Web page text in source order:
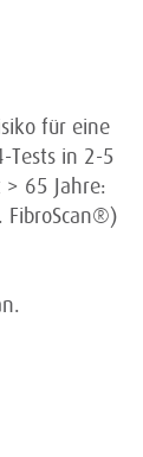
für eine
Tests in 2-5
65 Jahre:
FibroScan®)